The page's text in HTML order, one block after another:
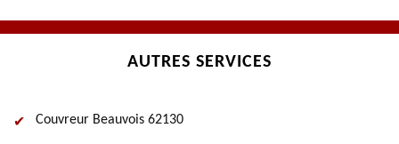
AUTRES SERVICES
Couvreur Beauvois 62130